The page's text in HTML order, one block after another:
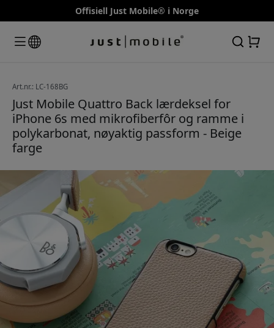
Offisiell Just Mobile® i Norge
Art.nr.: LC-168BG
Just Mobile Quattro Back lærdeksel for
iPhone 6s med mikrofiberfôr og ramme i
polykarbonat, nøyaktig passform - Beige
farge